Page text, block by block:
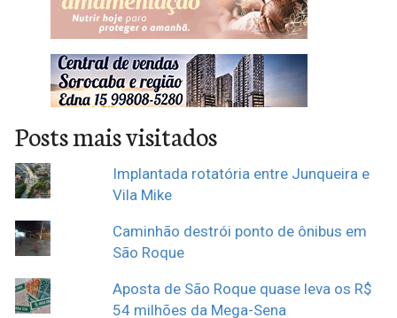
alimentos, com…
Posts mais visitados
Implantada rotatória entre Junqueira e
Vila Mike
Caminhão destrói ponto de ônibus em
São Roque
Aposta de São Roque quase leva os R$
54 milhões da Mega-Sena